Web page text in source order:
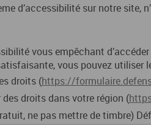
d’accessibilité sur notre site,
vous empêchant
vous pouvez utiliser
droits (https://
droits dans votre région (
ne pas mettre de timbre)